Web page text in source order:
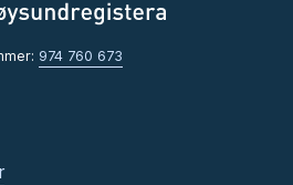
974 760 673